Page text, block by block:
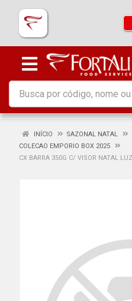
INÍCIO
SAZONAL NATAL
COLECAO EMPORIO BOX 2025
CX BARRA 350G C/ VISOR NATAL